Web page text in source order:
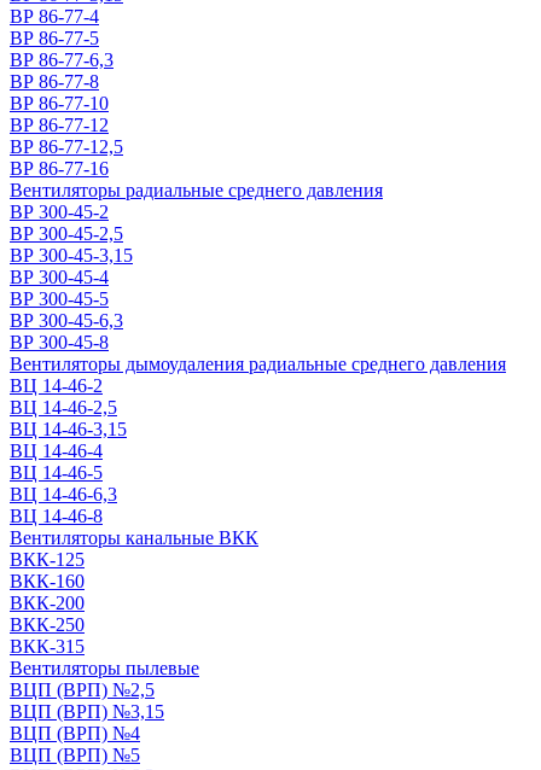
ВР 86-77-4
ВР 86-77-5
ВР 86-77-6,3
ВР 86-77-8
ВР 86-77-10
ВР 86-77-12
ВР 86-77-12,5
ВР 86-77-16
Вентиляторы радиальные среднего давления
ВР 300-45-2
ВР 300-45-2,5
ВР 300-45-3,15
ВР 300-45-4
ВР 300-45-5
ВР 300-45-6,3
ВР 300-45-8
Вентиляторы дымоудаления радиальные среднего давления
ВЦ 14-46-2
ВЦ 14-46-2,5
ВЦ 14-46-3,15
ВЦ 14-46-4
ВЦ 14-46-5
ВЦ 14-46-6,3
ВЦ 14-46-8
Вентиляторы канальные ВКК
ВКК-125
ВКК-160
ВКК-200
ВКК-250
ВКК-315
Вентиляторы пылевые
ВЦП (ВРП) №2,5
ВЦП (ВРП) №3,15
ВЦП (ВРП) №4
ВЦП (ВРП) №5